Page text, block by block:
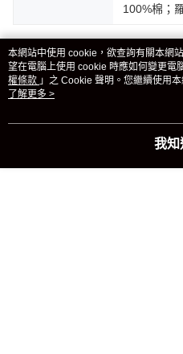
100%棉；
迎夏購物節🔆指定商品 3件7折、
本網站中使用 cookie，欲查詢有關本網
望在電腦上使用 cookie 時應如何變更電
權條款 」之 Cookie 聲明。您繼續使用
用條款之 Cookie 聲明使用 cookie。
了解更多 >
我知